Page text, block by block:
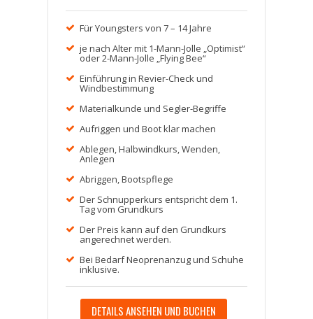
Für Youngsters von 7 – 14 Jahre
je nach Alter mit 1-Mann-Jolle „Optimist“
oder 2-Mann-Jolle „Flying Bee“
Einführung in Revier-Check und
Windbestimmung
Materialkunde und Segler-Begriffe
Aufriggen und Boot klar machen
Ablegen, Halbwindkurs, Wenden,
Anlegen
Abriggen, Bootspflege
Der Schnupperkurs entspricht dem 1.
Tag vom Grundkurs
Der Preis kann auf den Grundkurs
angerechnet werden.
Bei Bedarf Neoprenanzug und Schuhe
inklusive.
DETAILS ANSEHEN UND BUCHEN